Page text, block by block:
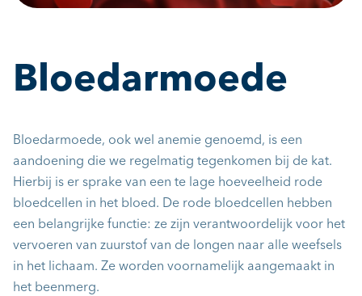
Bloedarmoede
Bloedarmoede, ook wel anemie genoemd, is een
aandoening die we regelmatig tegenkomen bij de kat.
Hierbij is er sprake van een te lage hoeveelheid rode
bloedcellen in het bloed. De rode bloedcellen hebben
een belangrijke functie: ze zijn verantwoordelijk voor het
vervoeren van zuurstof van de longen naar alle weefsels
in het lichaam. Ze worden voornamelijk aangemaakt in
het beenmerg.